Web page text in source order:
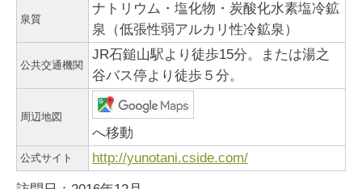
泉質
ナトリウム・塩化物・炭酸化水素塩冷鉱
泉（低張性弱アルカリ性冷鉱泉）
公共交通機関
JR石鎚山駅より徒歩15分。または湯之
谷バス停より徒歩５分。
周辺地図
へ移動
公式サイト http://yunotani.cside.com/